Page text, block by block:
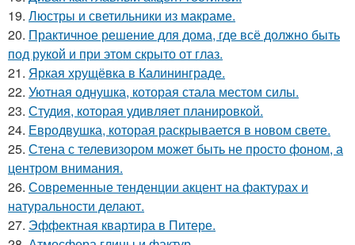
19. Люстры и светильники из макраме.
20. Практичное решение для дома, где всё должно быть
под рукой и при этом скрыто от глаз.
21. Яркая хрущёвка в Калининграде.
22. Уютная однушка, которая стала местом силы.
23. Студия, которая удивляет планировкой.
24. Евродвушка, которая раскрывается в новом свете.
25. Стена с телевизором может быть не просто фоном, а
центром внимания.
26. Современные тенденции акцент на фактурах и
натуральности делают.
27. Эффектная квартира в Питере.